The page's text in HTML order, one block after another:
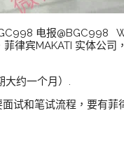
电报@BGC998
律宾MAKATI 实体公司
大约一个月）.
试和笔试流程，要有菲